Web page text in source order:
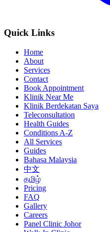
Quick Links
Home
About
Services
Contact
Book Appointment
Klinik Near Me
Klinik Berdekatan Saya
Teleconsultation
Health Guides
Conditions A-Z
All Services
Guides
Bahasa Malaysia
中文
தமிழ்
Pricing
FAQ
Gallery
Careers
Panel Clinic Johor